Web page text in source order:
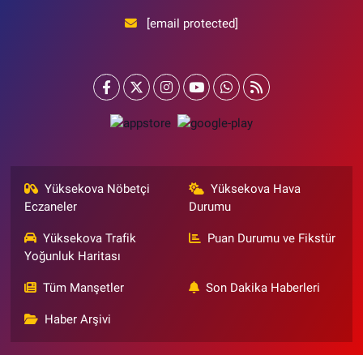
[email protected]
Yüksekova Nöbetçi
Eczaneler
Yüksekova Hava
Durumu
Yüksekova Trafik
Yoğunluk Haritası
Puan Durumu ve Fikstür
Tüm Manşetler Son Dakika Haberleri
Haber Arşivi